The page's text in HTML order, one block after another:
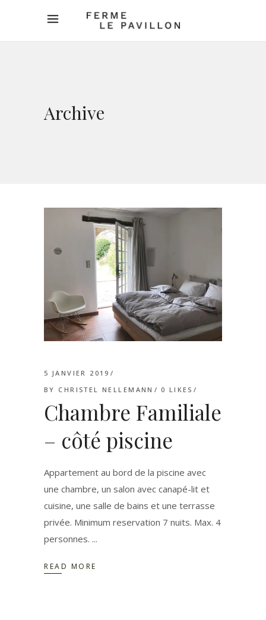
Archive
5 JANVIER 2019
BY CHRISTEL NELLEMANN 0 LIKES
Chambre Familiale
– côté piscine
Appartement au bord de la piscine avec
une chambre, un salon avec canapé-lit et
cuisine, une salle de bains et une terrasse
privée. Minimum reservation 7 nuits. Max. 4
personnes.
READ MORE